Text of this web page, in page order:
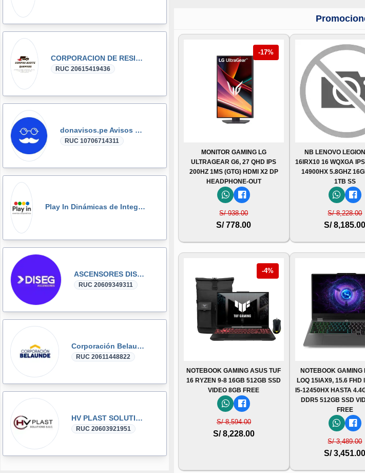
CORPORACION DE RESIDUOS SEGOVIA.PERU SAC
RUC 20615419436
donavisos.pe Avisos Clasificados
RUC 10706714311
Play In Dinámicas de Integración, Gymkanas, Eventos Corporativos
ASCENSORES DISEG
RUC 20609349311
Corporación Belaunde
RUC 20611448822
HV PLAST SOLUTIONS
RUC 20603921951
-17%
MONITOR GAMING LG
ULTRAGEAR G6, 27 QHD IPS
200HZ 1MS (GTG) HDMI X2 DP
HEADPHONE-OUT
S/ 938.00
S/ 778.00
NB LENOVO
16IRX10 16 WQXGA
14900HX 5.8GHZ
1TB SS
S/ 8,228.00
S/ 8,185.00
-4%
NOTEBOOK GAMING ASUS TUF
16 RYZEN 9-8 16GB 512GB SSD
VIDEO 8GB FREE
S/ 8,594.00
S/ 8,228.00
NOTEBOOK GAMING
LOQ 15IAX9, 15.6 FHD
I5-12450HX HASTA
DDR5 512GB SSD
FREE
S/ 3,489.00
S/ 3,451.00